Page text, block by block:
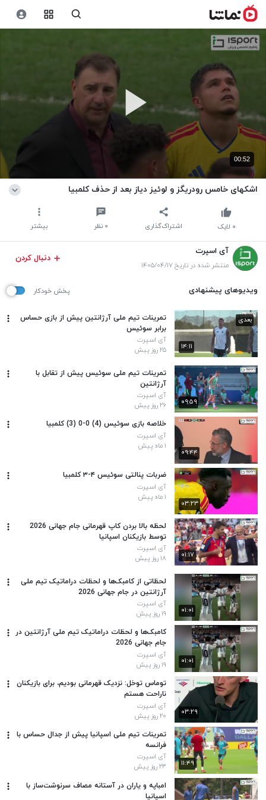
00:52
اشکهای خامس رودریگز و لوئیز دیاز بعد از حذف کلمبیا
اشتراک‌گذاری ۰ نظر بیشتر ۰ لایک
آی اسپرت
منتشر شده در تاریخ ۱۴۰۵/۰۴/۱۷
دنبال کردن
ویدیوهای پیشنهادی پخش خودکار
۱۴:۱۱
بعدی
تمرینات تیم ملی آرژانتین پیش از بازی حساس
برابر سوئیس
آی اسپرت
۲۵ روز پیش
۰۹:۵۹
تمرینات تیم ملی سوئیس پیش از تقابل با
آرژانتین
آی اسپرت
۲۶ روز پیش
۰۹:۴۴
خلاصه بازی سوئیس (4) 0-0 (3) کلمبیا
آی اسپرت
۱ ماه پیش
۰۳:۲۳
ضربات پنالتی سوئیس ۴-۳ کلمبیا
آی اسپرت
۱ ماه پیش
۰۱:۱۷
لحظه بالا بردن کاپ قهرمانی جام جهانی 2026
توسط بازیکنان اسپانیا
آی اسپرت
۱۸ روز پیش
۰۱:۰۱
لحظاتی از کامبک‌ها و لحظات دراماتیک تیم ملی
آرژانتین در جام جهانی 2026
آی اسپرت
۱۹ روز پیش
۰۱:۰۱
کامبک‌ها و لحظات دراماتیک تیم ملی آرژانتین در
جام جهانی 2026
آی اسپرت
۱۹ روز پیش
۰۳:۲۹
توماس توخل: نزدیک قهرمانی بودیم، برای بازیکنان
ناراحت هستم
آی اسپرت
۲۰ روز پیش
۱۱:۴۹
تمرینات تیم ملی اسپانیا پیش از جدال حساس با
فرانسه
آی اسپرت
۲۳ روز پیش
امباپه و یاران در آستانه مصاف سرنوشت‌ساز با
اسپانیا